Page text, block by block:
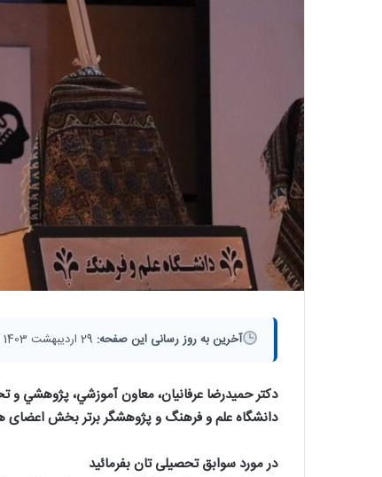
آخرین به روز رسانی این صفحه:
دکتر حمیدرضا عرفانیان، معاون آموزشي، پژوهشي
دانشگاه علم و فرهنگ و پژوهشگر برتر بخش اعضای هیات علمی دانشگاه در
در مورد سوابق تحصیلی تان بفرمائید